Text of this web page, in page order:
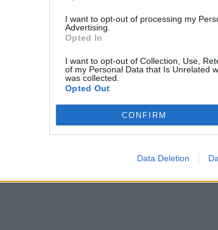
I want to opt-out of processing my
Advertising.
Opted In
I want to opt-out of Collection, Use,
of my Personal Data that Is Unrelated
was collected.
Opted Out
CONFIRM
Data Deletion